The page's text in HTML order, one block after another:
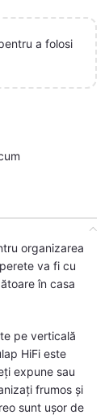
a folosi
organizarea
va fi cu
în casa
pe verticală
HiFi este
expune sau
frumos și
sunt ușor de